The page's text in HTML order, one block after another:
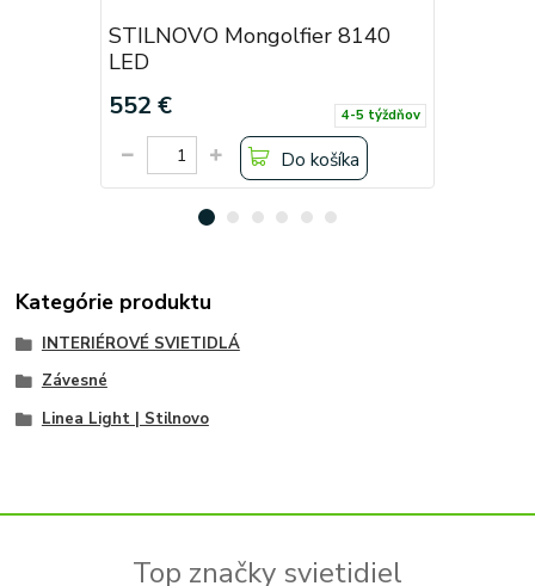
STILNOVO Mongolfier 8140
LED
552 € 4-5 týždňov
Do košíka
Kategórie produktu
INTERIÉROVÉ SVIETIDLÁ
Závesné
Linea Light | Stilnovo
Top značky svietidiel